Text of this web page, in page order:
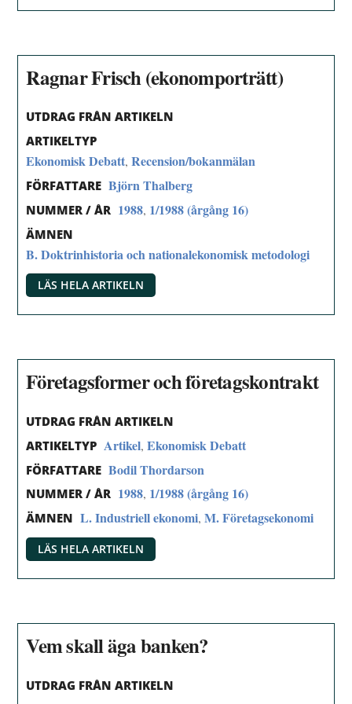
Ragnar Frisch (ekonomporträtt)
UTDRAG FRÅN ARTIKELN
ARTIKELTYP
Ekonomisk Debatt,Recension/bokanmälan
FÖRFATTARE Björn Thalberg
NUMMER / ÅR 1988, 1/1988 (årgång 16)
ÄMNEN
B. Doktrinhistoria och nationalekonomisk metodologi
LÄS HELA ARTIKELN
Företagsformer och företagskontrakt
UTDRAG FRÅN ARTIKELN
ARTIKELTYP Artikel,Ekonomisk Debatt
FÖRFATTARE Bodil Thordarson
NUMMER / ÅR 1988, 1/1988 (årgång 16)
ÄMNEN L. Industriell ekonomi,M. Företagsekonomi
LÄS HELA ARTIKELN
Vem skall äga banken?
UTDRAG FRÅN ARTIKELN